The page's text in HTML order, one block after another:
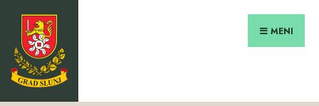
Preskoči
sadržaj
MENI
for: